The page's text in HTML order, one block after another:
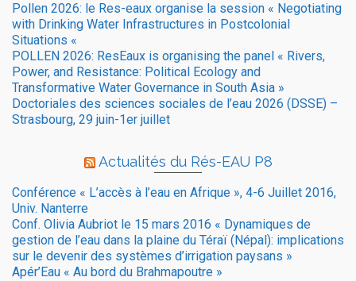
Pollen 2026: le Res-eaux organise la session « Negotiating
with Drinking Water Infrastructures in Postcolonial
Situations «
POLLEN 2026: ResEaux is organising the panel « Rivers,
Power, and Resistance: Political Ecology and
Transformative Water Governance in South Asia »
Doctoriales des sciences sociales de l’eau 2026 (DSSE) –
Strasbourg, 29 juin-1er juillet
Actualités du Rés-EAU P8
Conférence « L’accès à l’eau en Afrique », 4-6 Juillet 2016,
Univ. Nanterre
Conf. Olivia Aubriot le 15 mars 2016 « Dynamiques de
gestion de l’eau dans la plaine du Téraï (Népal): implications
sur le devenir des systèmes d’irrigation paysans »
Apér’Eau « Au bord du Brahmapoutre »